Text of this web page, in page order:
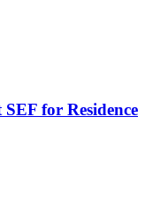
for Residence